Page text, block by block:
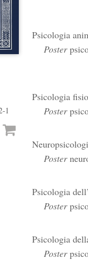
1
Psicologia
Poster
Psicologia
Poster
Poster
Psicologia
Poster
Psicologia
Poster